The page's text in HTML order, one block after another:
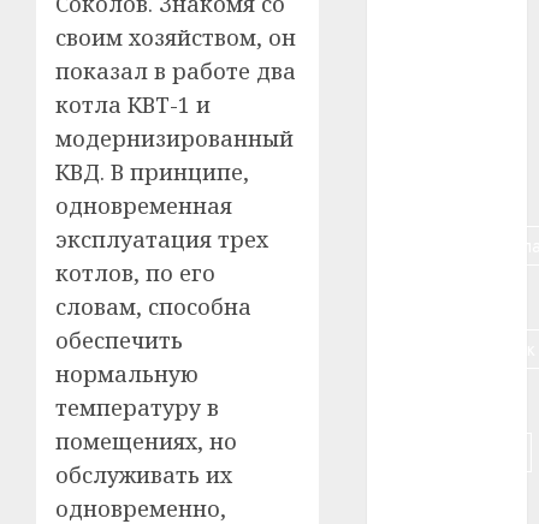
своим хозяйством, он
показал в работе два
котла КВТ-1 и
модернизированный
КВД. В принципе,
одновременная
эксплуатация трех
котлов, по его
словам, способна
обеспечить
нормальную
температуру в
помещениях, но
обслуживать их
одновременно,